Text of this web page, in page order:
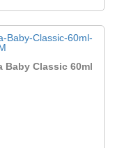
Baby Classic 60ml